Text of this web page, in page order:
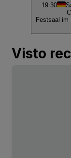
19:30
Festsaal im
Visto